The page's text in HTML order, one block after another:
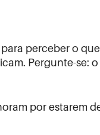
perceber o
Pergunte-se:
por estarem